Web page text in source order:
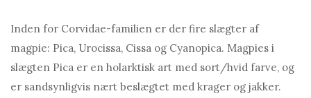
Inden for Corvidae-familien er der fire slægter af
magpie: Pica, Urocissa, Cissa og Cyanopica. Magpies i
slægten Pica er en holarktisk art med sort/hvid farve, og
er sandsynligvis nært beslægtet med krager og jakker.